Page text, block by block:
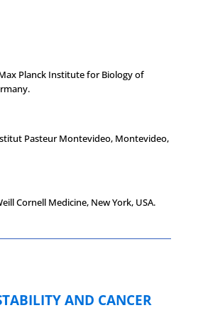
Planck Institute for Biology of
Pasteur Montevideo, Montevideo,
Cornell Medicine, New York, USA.
AND CANCER